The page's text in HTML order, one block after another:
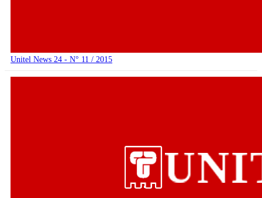
Unitel News 24 - N° 11 / 2015